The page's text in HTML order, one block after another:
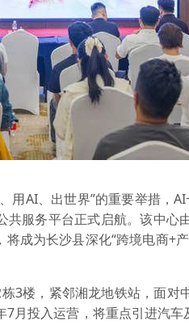
用AI、出世界”的重要举措，
服务平台正式启航。该中心
成为长沙县深化“跨境电商+
3楼，紧邻湘龙地铁站，面对
月投入运营，将重点引进汽